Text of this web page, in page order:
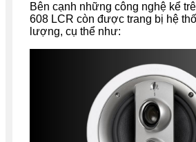
Bên cạnh những công nghệ kể
608 LCR còn được trang bị hệ
lượng, cụ thể như: